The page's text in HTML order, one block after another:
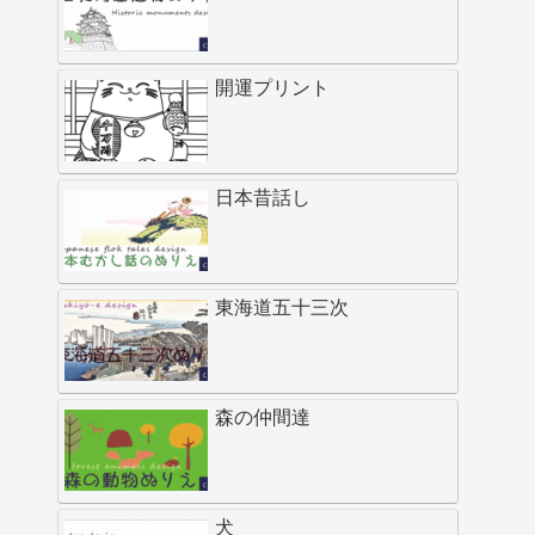
開運プリント
日本昔話し
東海道五十三次
森の仲間達
犬